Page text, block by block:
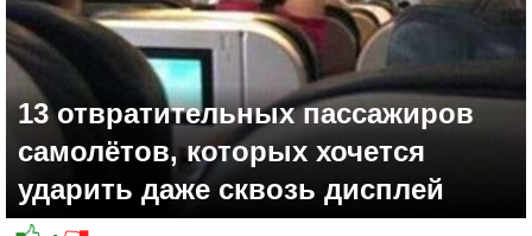
13 отвратительных пассажиров
самолётов, которых хочется
ударить даже сквозь дисплей